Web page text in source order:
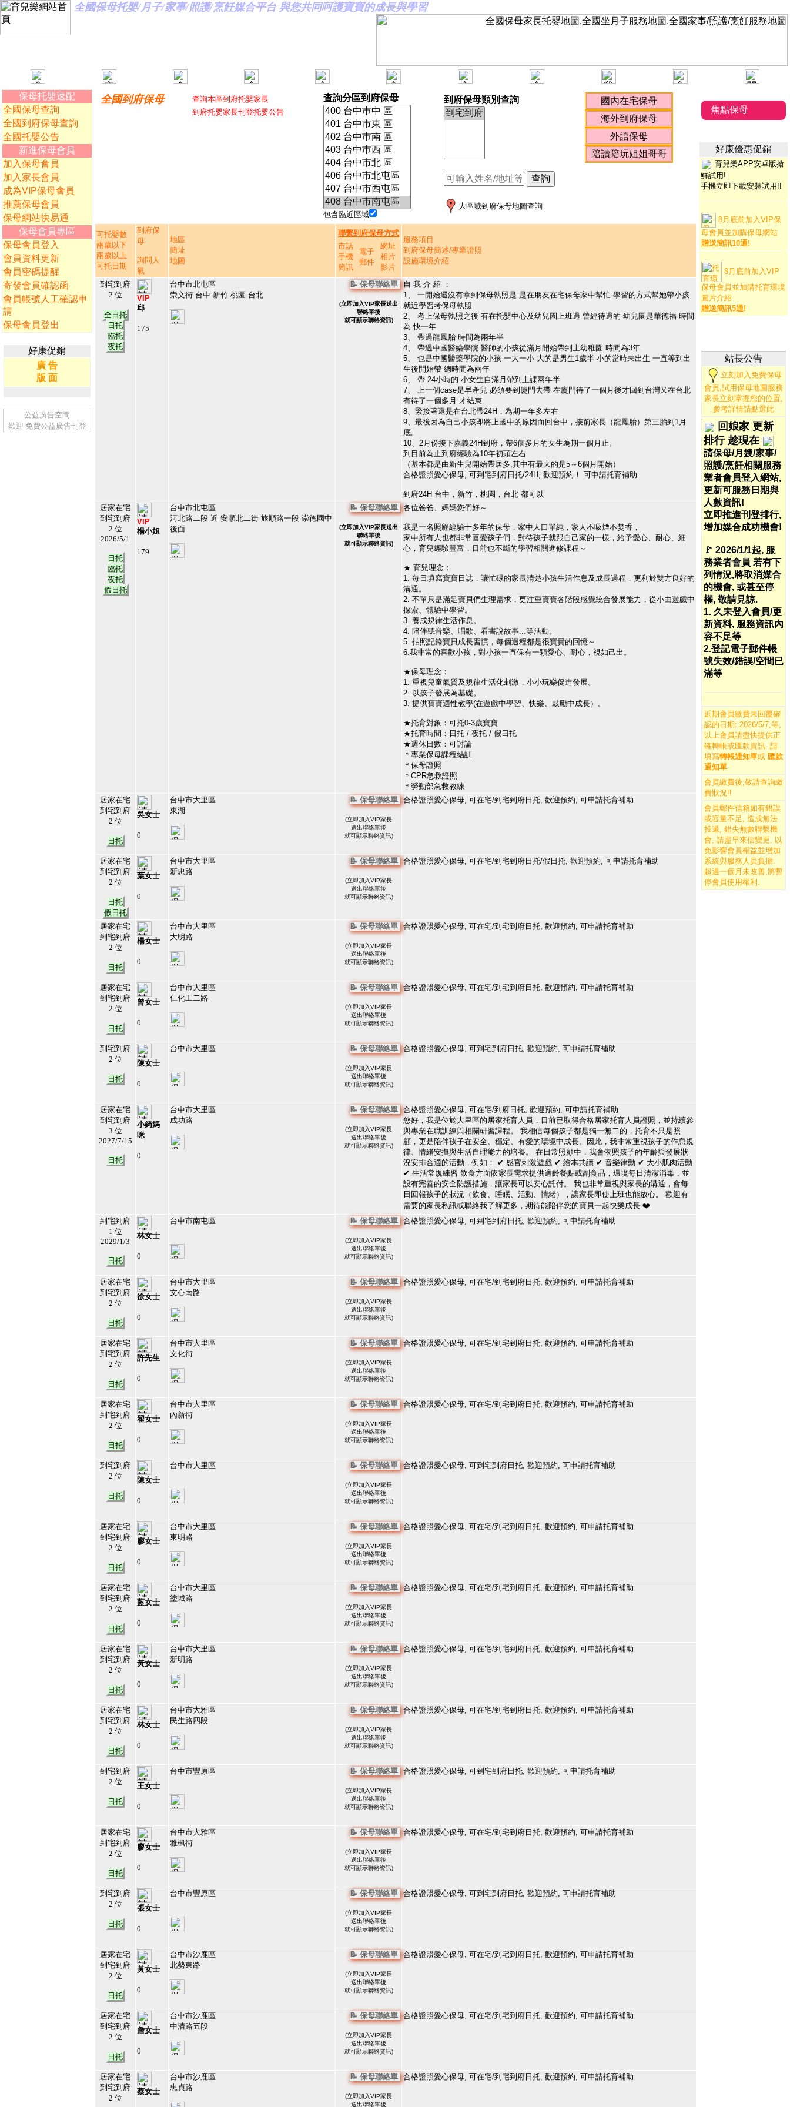
全國保母托嬰/月子/家事/照護/烹飪媒合平台 與您共同呵護寶寶的成長與學習
保母托嬰速配
全國保母查詢
全國到府保母查詢
全國托嬰公告
新進保母會員
加入保母會員
加入家長會員
成為VIP保母會員
推薦保母會員
保母網站快易通
保母會員專區
保母會員登入
會員資料更新
會員密碼提醒
寄發會員確認函
會員帳號人工確認申
請
保母會員登出
好康促銷
廣 告
版 面
公益廣告空間
歡迎 免費公益廣告刊登
全國到府保母
查詢本區到府托嬰家長
到府托嬰家長刊登托嬰公告
查詢分區到府保母
包含臨近區域
到府保母類別查詢
大區域到府保母地圖查詢
可托嬰數
兩歲以下
兩歲以上
可托日期
到府保
母
詢問人
氣
地區
簡址
地圖
聯繫到府保母方式
市話
手機
簡訊
電子
郵件
網址
相片
影片
服務項目
到府保母簡述/專業證照
設施環境介紹
到宅到府
2 位
全日托
日托
臨托
夜托
VIP
邱
175
台中市北屯區
崇文街 台中 新竹 桃園 台北
📝 保母聯絡單
(立即加入VIP家長送出
聯絡單後
就可顯示聯絡資訊)
自 我 介 紹 ：
1、 一開始還沒有拿到保母執照是 是在朋友在宅保母家中幫忙 學習的方式幫她帶小孩
就近學習考保母執照
2、 考上保母執照之後 有在托嬰中心及幼兒園上班過 曾經待過的 幼兒園是華德福 時間
為 快一年
3、 帶過龍鳳胎 時間為兩年半
4、 帶過中國醫藥學院 醫師的小孩從滿月開始帶到上幼稚園 時間為3年
5、 也是中國醫藥學院的小孩 一大一小 大的是男生1歲半 小的當時未出生 一直等到出
生後開始帶 總時間為兩年
6、 帶 24小時的 小女生自滿月帶到上課兩年半
7、 上一個case是早產兒 必須要到廈門去帶 在廈門待了一個月後才回到台灣又在台北
有待了一個多月 才結束
8、緊接著還是在台北帶24H，為期一年多左右
9、最後因為自己小孩即將上國中的原因而回台中，接前家長（龍鳳胎）第三胎到1月
底。
10、2月份接下嘉義24H到府，帶6個多月的女生為期一個月止。
到目前為止到府經驗為10年初頭左右
（基本都是由新生兒開始帶居多,其中有最大的是5～6個月開始）
合格證照愛心保母, 可到宅到府日托/24H, 歡迎預約！ 可申請托育補助
到府24H 台中，新竹，桃園，台北 都可以
居家在宅
到宅到府
2 位
2026/5/1
日托
臨托
夜托
假日托
VIP
楊小姐
179
台中市北屯區
河北路二段 近 安順北二街 旅順路一段 崇德國中
後面
📝 保母聯絡單
(立即加入VIP家長送出
聯絡單後
就可顯示聯絡資訊)
各位爸爸、媽媽您們好～
我是一名照顧經驗十多年的保母，家中人口單純，家人不吸煙不焚香，
家中所有人也都非常喜愛孩子們，對待孩子就跟自己家的一樣，給予愛心、耐心、細
心，育兒經驗豐富，目前也不斷的學習相關進修課程～
★ 育兒理念：
1. 每日填寫寶寶日誌，讓忙碌的家長清楚小孩生活作息及成長過程，更利於雙方良好的
溝通。
2. 不單只是滿足寶貝們生理需求，更注重寶寶各階段感覺統合發展能力，從小由遊戲中
探索、體驗中學習。
3. 養成規律生活作息。
4. 陪伴聽音樂、唱歌、看書說故事...等活動。
5. 拍照記錄寶貝成長習慣，每個過程都是很寶貴的回憶～
6.我非常的喜歡小孩，對小孩一直保有一顆愛心、耐心，視如己出。
★保母理念：
1. 重視兒童氣質及規律生活化刺激，小小玩樂促進發展。
2. 以孩子發展為基礎。
3. 提供寶寶適性教學(在遊戲中學習、快樂、鼓勵中成長）。
★托育對象：可托0-3歲寶寶
★托育時間：日托 / 夜托 / 假日托
★週休日數：可討論
＊專業保母課程結訓
＊保母證照
＊CPR急救證照
＊勞動部急救教練
居家在宅
到宅到府
2 位
日托
吳女士
0
台中市大里區
東湖
📝 保母聯絡單
(立即加入VIP家長
送出聯絡單後
就可顯示聯絡資訊)
合格證照愛心保母, 可在宅/到宅到府日托, 歡迎預約, 可申請托育補助
居家在宅
到宅到府
2 位
日托
假日托
葉女士
0
台中市大里區
新忠路
📝 保母聯絡單
(立即加入VIP家長
送出聯絡單後
就可顯示聯絡資訊)
合格證照愛心保母, 可在宅/到宅到府日托/假日托, 歡迎預約, 可申請托育補助
居家在宅
到宅到府
2 位
日托
楊女士
0
台中市大里區
大明路
📝 保母聯絡單
(立即加入VIP家長
送出聯絡單後
就可顯示聯絡資訊)
合格證照愛心保母, 可在宅/到宅到府日托, 歡迎預約, 可申請托育補助
居家在宅
到宅到府
2 位
日托
曾女士
0
台中市大里區
仁化工二路
📝 保母聯絡單
(立即加入VIP家長
送出聯絡單後
就可顯示聯絡資訊)
合格證照愛心保母, 可在宅/到宅到府日托, 歡迎預約, 可申請托育補助
到宅到府
2 位
日托
陳女士
0
台中市大里區 📝 保母聯絡單
(立即加入VIP家長
送出聯絡單後
就可顯示聯絡資訊)
合格證照愛心保母, 可到宅到府日托, 歡迎預約, 可申請托育補助
居家在宅
到宅到府
3 位
2027/7/15
日托
小錡媽
咪
0
台中市大里區
成功路
📝 保母聯絡單
(立即加入VIP家長
送出聯絡單後
就可顯示聯絡資訊)
合格證照愛心保母, 可在宅/到府日托, 歡迎預約, 可申請托育補助
您好，我是位於大里區的居家托育人員，目前已取得合格居家托育人員證照，並持續參
與專業在職訓練與相關研習課程。 我相信每個孩子都是獨一無二的，托育不只是照
顧，更是陪伴孩子在安全、穩定、有愛的環境中成長。因此，我非常重視孩子的作息規
律、情緒安撫與生活自理能力的培養。 在日常照顧中，我會依照孩子的年齡與發展狀
況安排合適的活動，例如： ✔ 感官刺激遊戲 ✔ 繪本共讀 ✔ 音樂律動 ✔ 大小肌肉活動
✔ 生活常規練習 飲食方面依家長需求提供適齡餐點或副食品，環境每日清潔消毒，並
設有完善的安全防護措施，讓家長可以安心託付。 我也非常重視與家長的溝通，會每
日回報孩子的狀況（飲食、睡眠、活動、情緒），讓家長即使上班也能放心。 歡迎有
需要的家長私訊或聯絡我了解更多，期待能陪伴您的寶貝一起快樂成長 ❤️
到宅到府
1 位
2029/1/3
日托
林女士
0
台中市南屯區 📝 保母聯絡單
(立即加入VIP家長
送出聯絡單後
就可顯示聯絡資訊)
合格證照愛心保母, 可到宅到府日托, 歡迎預約, 可申請托育補助
居家在宅
到宅到府
2 位
日托
徐女士
0
台中市大里區
文心南路
📝 保母聯絡單
(立即加入VIP家長
送出聯絡單後
就可顯示聯絡資訊)
合格證照愛心保母, 可在宅/到宅到府日托, 歡迎預約, 可申請托育補助
居家在宅
到宅到府
2 位
日托
許先生
0
台中市大里區
文化街
📝 保母聯絡單
(立即加入VIP家長
送出聯絡單後
就可顯示聯絡資訊)
合格證照愛心保母, 可在宅/到宅到府日托, 歡迎預約, 可申請托育補助
居家在宅
到宅到府
2 位
日托
翟女士
0
台中市大里區
內新街
📝 保母聯絡單
(立即加入VIP家長
送出聯絡單後
就可顯示聯絡資訊)
合格證照愛心保母, 可在宅/到宅到府日托, 歡迎預約, 可申請托育補助
到宅到府
2 位
日托
陳女士
0
台中市大里區 📝 保母聯絡單
(立即加入VIP家長
送出聯絡單後
就可顯示聯絡資訊)
合格證照愛心保母, 可到宅到府日托, 歡迎預約, 可申請托育補助
居家在宅
到宅到府
2 位
日托
廖女士
0
台中市大里區
東明路
📝 保母聯絡單
(立即加入VIP家長
送出聯絡單後
就可顯示聯絡資訊)
合格證照愛心保母, 可在宅/到宅到府日托, 歡迎預約, 可申請托育補助
居家在宅
到宅到府
2 位
日托
藍女士
0
台中市大里區
塗城路
📝 保母聯絡單
(立即加入VIP家長
送出聯絡單後
就可顯示聯絡資訊)
合格證照愛心保母, 可在宅/到宅到府日托, 歡迎預約, 可申請托育補助
居家在宅
到宅到府
2 位
日托
黃女士
0
台中市大里區
新明路
📝 保母聯絡單
(立即加入VIP家長
送出聯絡單後
就可顯示聯絡資訊)
合格證照愛心保母, 可在宅/到宅到府日托, 歡迎預約, 可申請托育補助
居家在宅
到宅到府
2 位
日托
林女士
0
台中市大雅區
民生路四段
📝 保母聯絡單
(立即加入VIP家長
送出聯絡單後
就可顯示聯絡資訊)
合格證照愛心保母, 可在宅/到宅到府日托, 歡迎預約, 可申請托育補助
到宅到府
2 位
日托
王女士
0
台中市豐原區 📝 保母聯絡單
(立即加入VIP家長
送出聯絡單後
就可顯示聯絡資訊)
合格證照愛心保母, 可到宅到府日托, 歡迎預約, 可申請托育補助
居家在宅
到宅到府
2 位
日托
廖女士
0
台中市大雅區
雅楓街
📝 保母聯絡單
(立即加入VIP家長
送出聯絡單後
就可顯示聯絡資訊)
合格證照愛心保母, 可在宅/到宅到府日托, 歡迎預約, 可申請托育補助
到宅到府
2 位
日托
張女士
0
台中市豐原區 📝 保母聯絡單
(立即加入VIP家長
送出聯絡單後
就可顯示聯絡資訊)
合格證照愛心保母, 可到宅到府日托, 歡迎預約, 可申請托育補助
居家在宅
到宅到府
2 位
日托
黃女士
0
台中市沙鹿區
北勢東路
📝 保母聯絡單
(立即加入VIP家長
送出聯絡單後
就可顯示聯絡資訊)
合格證照愛心保母, 可在宅/到宅到府日托, 歡迎預約, 可申請托育補助
居家在宅
到宅到府
2 位
日托
詹女士
0
台中市沙鹿區
中清路五段
📝 保母聯絡單
(立即加入VIP家長
送出聯絡單後
就可顯示聯絡資訊)
合格證照愛心保母, 可在宅/到宅到府日托, 歡迎預約, 可申請托育補助
居家在宅
到宅到府
2 位
蔡女士
台中市沙鹿區
忠貞路
📝 保母聯絡單
(立即加入VIP家長
送出聯絡單後
合格證照愛心保母, 可在宅/到宅到府日托, 歡迎預約, 可申請托育補助
焦點保母
好康優惠促銷
育兒樂APP安卓版搶
鮮試用!
手機立即下載安裝試用 !!
8月底前加入VIP保
母會員並加購保母網站
贈送簡訊10通!
8月底前加入VIP
保母會員並加購托育環境
圖片介紹
贈送簡訊5通!
站長公告
立刻加入免費保母
會員,試用保母地圖服務
家長立刻掌握您的位置,
參考詳情請點選此
回娘家 更新
排行 趁現在
請保母/月嫂/家事/
照護/烹飪相關服務
業者會員登入網站,
更新可服務日期與
人數資訊!
立即推進刊登排行,
增加媒合成功機會!
🚩 2026/1/1起, 服
務業者會員 若有下
列情況,將取消媒合
的機會, 或甚至停
權, 敬請見諒.
1. 久未登入會員/更
新資料, 服務資訊內
容不足等
2.登記電子郵件帳
號失效/錯誤/空間已
滿等
近期會員繳費未回覆確
認的日期: 2026/5/7,等,
以上會員請盡快提供正
確轉帳或匯款資訊. 請
填寫轉帳通知單或 匯款
通知單
會員繳費後,敬請查詢繳
費狀況!!
會員郵件信箱如有錯誤
或容量不足, 造成無法
投遞, 錯失無數聯繫機
會, 請盡早來信變更, 以
免影響會員權益並增加
系統與服務人員負擔.
超過一個月未改善,將暫
停會員使用權利.